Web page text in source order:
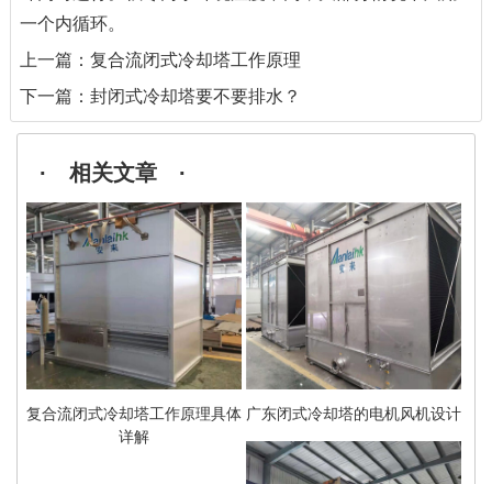
一个内循环。
上一篇： 复合流闭式冷却塔工作原理
下一篇： 封闭式冷却塔要不要排水？
· 相关文章 ·
复合流闭式冷却塔工作原理具体
详解
广东闭式冷却塔的电机风机设计